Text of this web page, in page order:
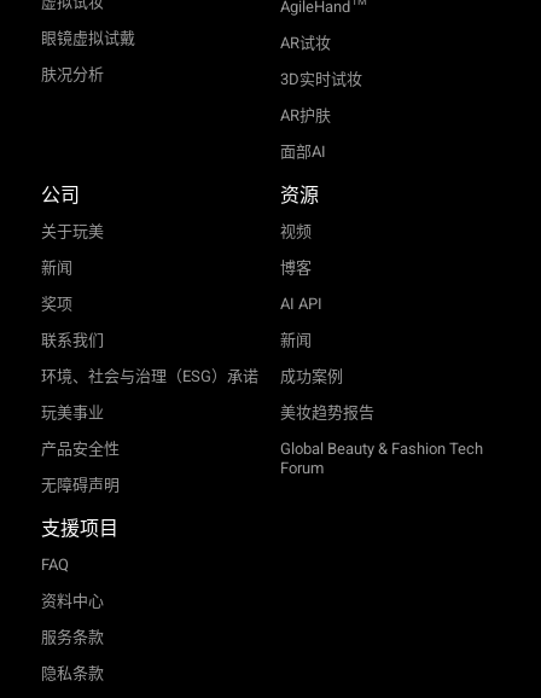
眼镜虚拟试戴
肤况分析
AgileHand
AR试妆
3D实时试妆
AR护肤
面部AI
公司
关于玩美
新闻
奖项
联系我们
环境、社会与治理（ESG）承诺
玩美事业
产品安全性
无障碍声明
资源
视频
博客
AI API
新闻
成功案例
美妆趋势报告
Global Beauty & Fashion Tech
Forum
支援项目
FAQ
资料中心
服务条款
隐私条款